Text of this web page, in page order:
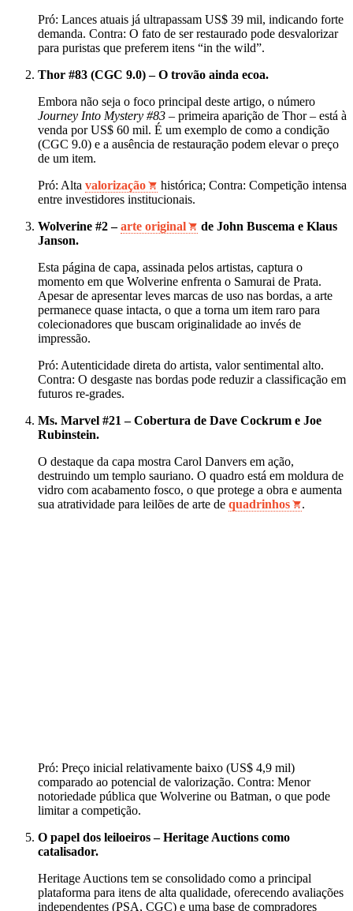
Pró: Lances atuais já ultrapassam US$ 39 mil, indicando forte
demanda. Contra: O fato de ser restaurado pode desvalorizar
para puristas que preferem itens “in the wild”.
Thor #83 (CGC 9.0) – O trovão ainda ecoa.
Embora não seja o foco principal deste artigo, o número
Journey Into Mystery #83 – primeira aparição de Thor – está à
venda por US$ 60 mil. É um exemplo de como a condição
(CGC 9.0) e a ausência de restauração podem elevar o preço
de um item.
Pró: Alta valorização
histórica; Contra: Competição intensa
entre investidores institucionais.
Wolverine #2 –arte original
de John Buscema e Klaus
Janson.
Esta página de capa, assinada pelos artistas, captura o
momento em que Wolverine enfrenta o Samurai de Prata.
Apesar de apresentar leves marcas de uso nas bordas, a arte
permanece quase intacta, o que a torna um item raro para
colecionadores que buscam originalidade ao invés de
impressão.
Pró: Autenticidade direta do artista, valor sentimental alto.
Contra: O desgaste nas bordas pode reduzir a classificação em
futuros re‑grades.
Ms. Marvel #21 – Cobertura de Dave Cockrum e Joe
Rubinstein.
O destaque da capa mostra Carol Danvers em ação,
destruindo um templo sauriano. O quadro está em moldura de
vidro com acabamento fosco, o que protege a obra e aumenta
sua atratividade para leilões de arte de quadrinhos .
Pró: Preço inicial relativamente baixo (US$ 4,9 mil)
comparado ao potencial de valorização. Contra: Menor
notoriedade pública que Wolverine ou Batman, o que pode
limitar a competição.
O papel dos leiloeiros – Heritage Auctions como
catalisador.
Heritage Auctions tem se consolidado como a principal
plataforma para itens de alta qualidade, oferecendo avaliações
independentes (PSA, CGC) e uma base de compradores